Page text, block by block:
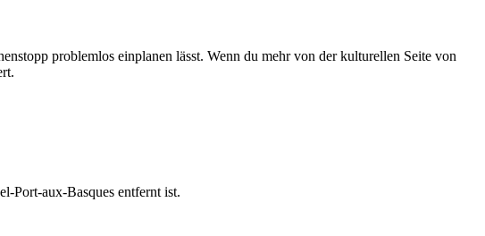
problemlos einplanen lässt. Wenn du mehr von der kulturellen Seite von
Port-aux-Basques entfernt ist.